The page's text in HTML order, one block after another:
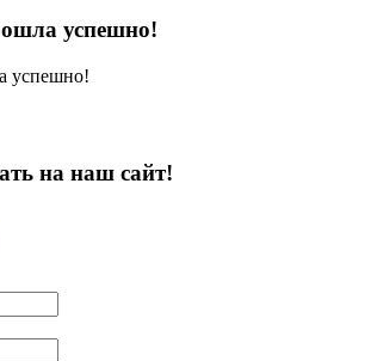
успешно!
успешно!
на наш сайт!